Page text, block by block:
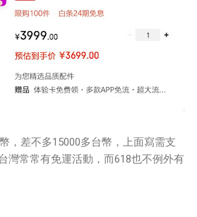
，差不多15000多台幣，上面寫需支
灣常常有免運活動，而618也不例外有